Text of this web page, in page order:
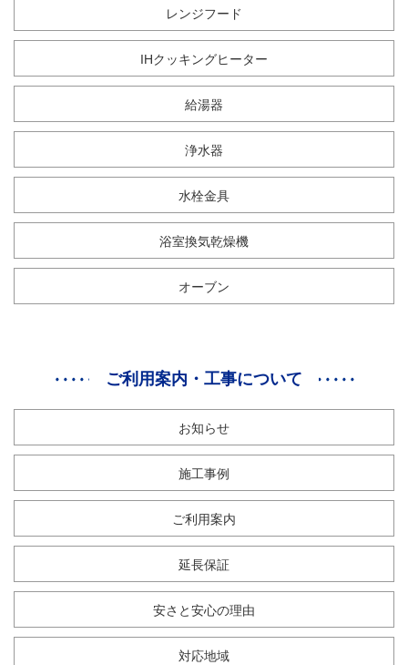
レンジフード
IHクッキングヒーター
給湯器
浄水器
水栓金具
浴室換気乾燥機
オーブン
ご利用案内・工事について
お知らせ
施工事例
ご利用案内
延長保証
安さと安心の理由
対応地域